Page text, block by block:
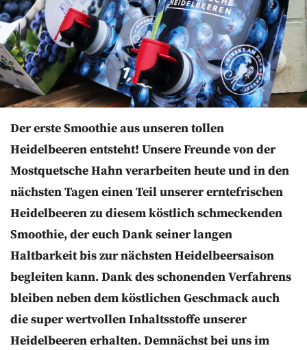
Der erste Smoothie aus unseren tollen
Heidelbeeren entsteht! Unsere Freunde von der
Mostquetsche Hahn verarbeiten heute und in den
nächsten Tagen einen Teil unserer erntefrischen
Heidelbeeren zu diesem köstlich schmeckenden
Smoothie, der euch Dank seiner langen
Haltbarkeit bis zur nächsten Heidelbeersaison
begleiten kann. Dank des schonenden Verfahrens
bleiben neben dem köstlichen Geschmack auch
die super wertvollen Inhaltsstoffe unserer
Heidelbeeren erhalten. Demnächst bei uns im